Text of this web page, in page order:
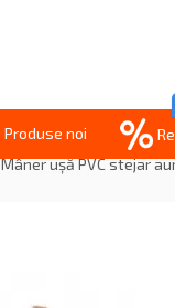
Produse noi
Mâner ușă PVC stejar